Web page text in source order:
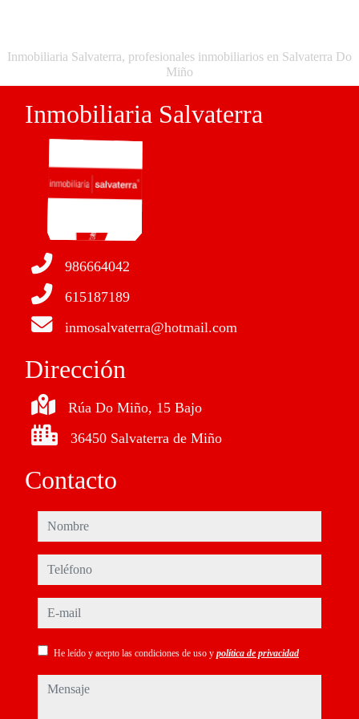
Inmobiliaria Salvaterra, profesionales inmobiliarios en Salvaterra Do
Miño
Inmobiliaria Salvaterra
986664042
615187189
inmosalvaterra@hotmail.com
Dirección
Rúa Do Miño, 15 Bajo
36450 Salvaterra de Miño
Contacto
nombre
teléfono
e-mail
He leído y acepto las condiciones de uso y política de privacidad
mensaje